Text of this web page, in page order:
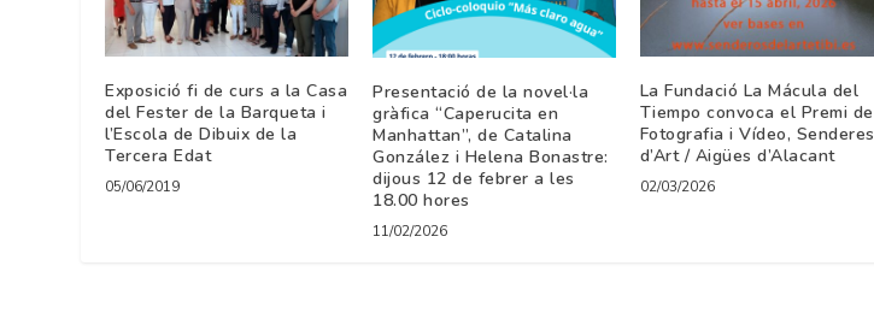
Exposició fi de curs a la Casa
del Fester de la Barqueta i
l’Escola de Dibuix de la
Tercera Edat
05/06/2019
Presentació de la novel·la
gràfica “Caperucita en
Manhattan”, de Catalina
González i Helena Bonastre:
dijous 12 de febrer a les
18.00 hores
11/02/2026
La Fundació La Mácula del
Tiempo convoca el Premi de
Fotografia i Vídeo, Senderes
d’Art / Aigües d’Alacant
02/03/2026